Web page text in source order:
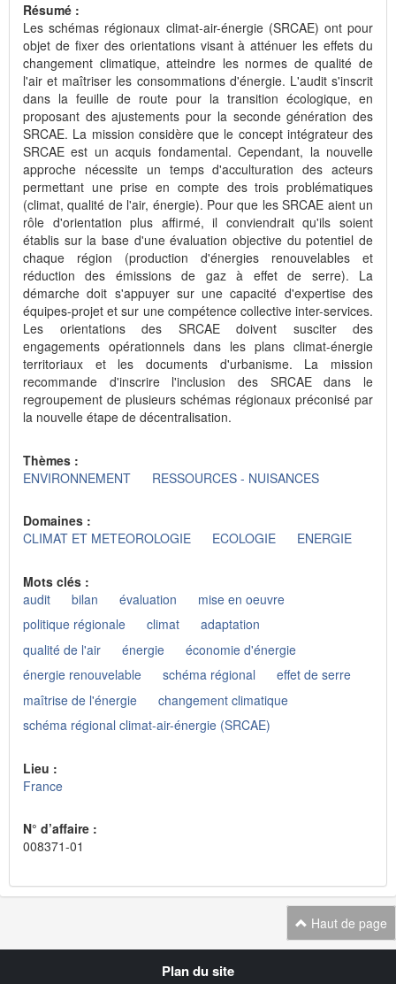
Résumé :
Les schémas régionaux climat-air-énergie (SRCAE) ont pour
objet de fixer des orientations visant à atténuer les effets du
changement climatique, atteindre les normes de qualité de
l'air et maîtriser les consommations d'énergie. L'audit s'inscrit
dans la feuille de route pour la transition écologique, en
proposant des ajustements pour la seconde génération des
SRCAE. La mission considère que le concept intégrateur des
SRCAE est un acquis fondamental. Cependant, la nouvelle
approche nécessite un temps d'acculturation des acteurs
permettant une prise en compte des trois problématiques
(climat, qualité de l'air, énergie). Pour que les SRCAE aient un
rôle d'orientation plus affirmé, il conviendrait qu'ils soient
établis sur la base d'une évaluation objective du potentiel de
chaque région (production d'énergies renouvelables et
réduction des émissions de gaz à effet de serre). La
démarche doit s'appuyer sur une capacité d'expertise des
équipes-projet et sur une compétence collective inter-services.
Les orientations des SRCAE doivent susciter des
engagements opérationnels dans les plans climat-énergie
territoriaux et les documents d'urbanisme. La mission
recommande d'inscrire l'inclusion des SRCAE dans le
regroupement de plusieurs schémas régionaux préconisé par
la nouvelle étape de décentralisation.
Thèmes :
ENVIRONNEMENT
RESSOURCES - NUISANCES
Domaines :
CLIMAT ET METEOROLOGIE
ECOLOGIE ENERGIE
Mots clés :
audit
bilan évaluation
mise en oeuvre
politique régionale
climat
adaptation
qualité de l'air
énergie
économie d'énergie
énergie renouvelable
schéma régional
effet de serre
maîtrise de l'énergie
changement climatique
schéma régional climat-air-énergie (SRCAE)
Lieu :
France
N° d’affaire :
008371-01
Haut de page
Plan du site